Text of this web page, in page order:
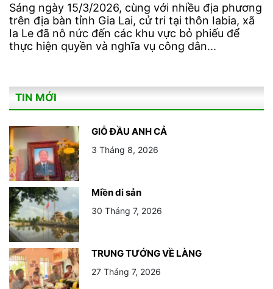
Sáng ngày 15/3/2026, cùng với nhiều địa phương
trên địa bàn tỉnh Gia Lai, cử tri tại thôn Iabia, xã
Ia Le đã nô nức đến các khu vực bỏ phiếu để
thực hiện quyền và nghĩa vụ công dân...
TIN MỚI
GIỖ ĐẦU ANH CẢ
3 Tháng 8, 2026
Miền di sản
30 Tháng 7, 2026
TRUNG TƯỚNG VỀ LÀNG
27 Tháng 7, 2026